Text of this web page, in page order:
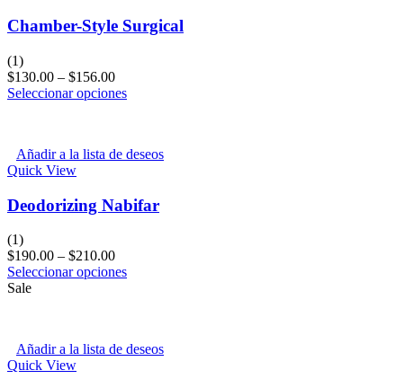
Chamber-Style Surgical
(1)
$130.00 – $156.00
Seleccionar opciones
Añadir a la lista de deseos
Quick View
Deodorizing Nabifar
(1)
$190.00 – $210.00
Seleccionar opciones
Sale
Añadir a la lista de deseos
Quick View